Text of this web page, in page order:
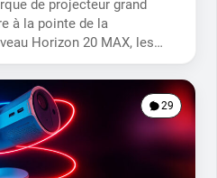
de projecteur grand
à la pointe de la
Horizon 20 MAX, les
changer.
29